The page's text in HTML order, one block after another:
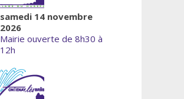
samedi 14 novembre
2026
Mairie ouverte de 8h30 à
12h